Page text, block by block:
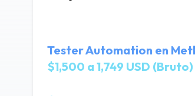
Tester Automation en
$1,500 a 1,749 USD (Bruto)